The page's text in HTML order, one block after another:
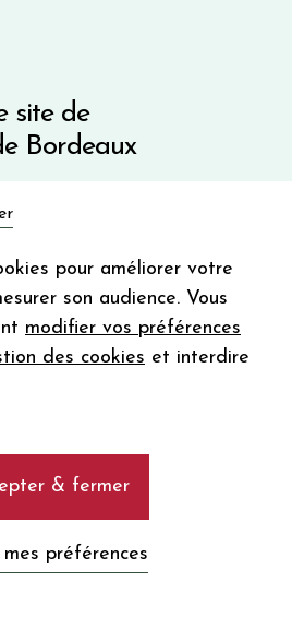
site de
Bordeaux
pour améliorer votre
son audience. Vous
modifier vos préférences
des cookies et interdire
& fermer
préférences
sur votre première commande
?
en bon d'achat
j’accepte de recevoir la newsletter de la